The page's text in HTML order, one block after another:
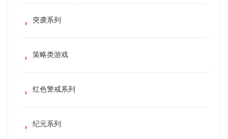
突袭系列
策略类游戏
红色警戒系列
纪元系列